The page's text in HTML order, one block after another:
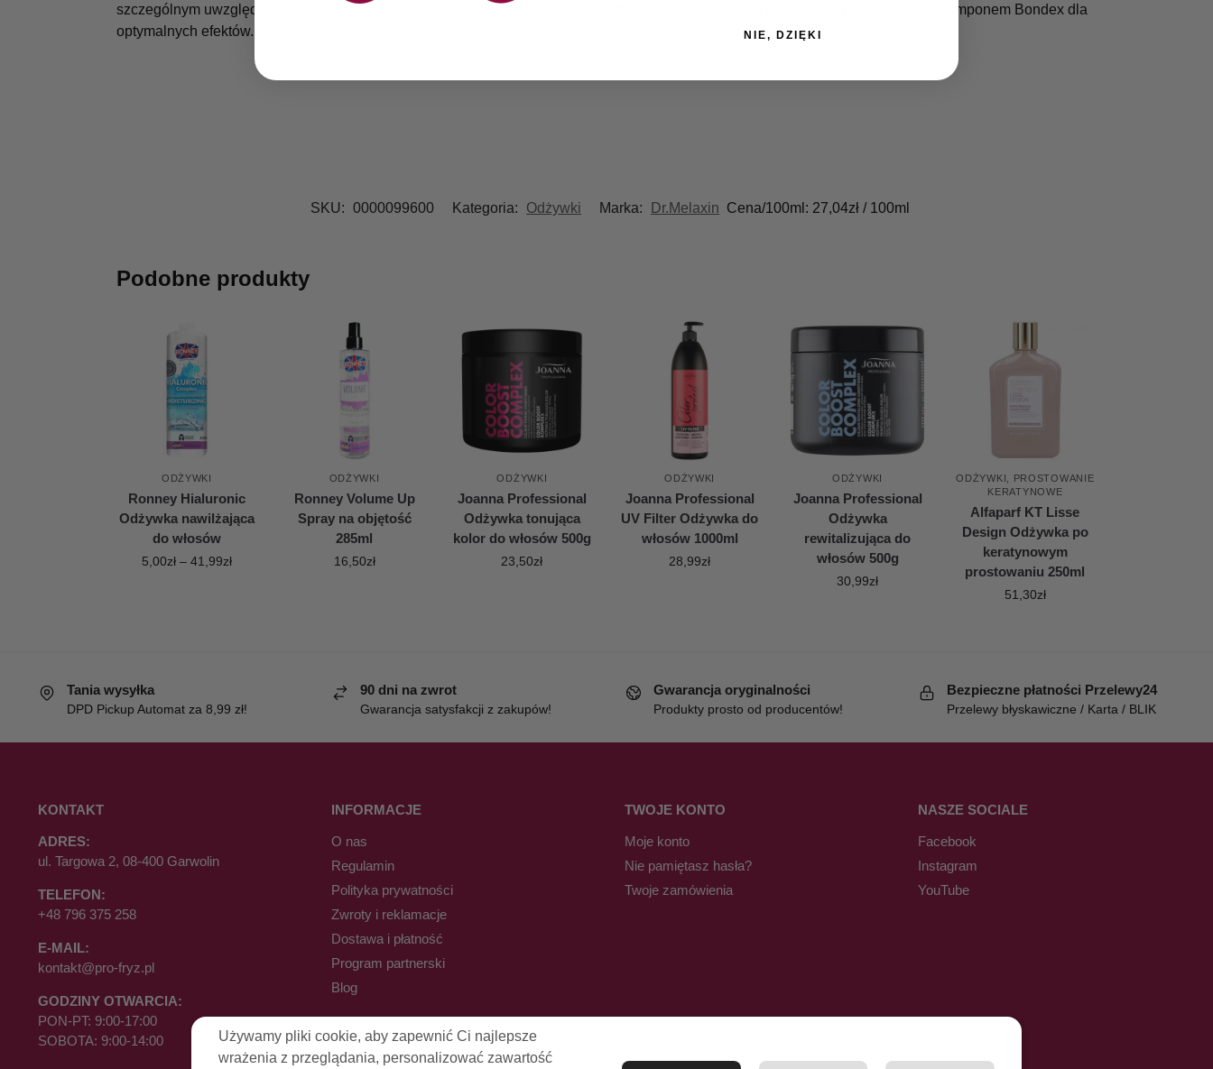
szczególnym uwzględnieniem końcówek. Pozostaw na 1–3 minuty, następnie dokładnie spłucz letnią wodą. Stosuj regularnie z szamponem Bondex dla
optymalnych efektów.
SKU: 0000099600 Kategoria: Odżywki Marka: Dr.Melaxin Cena/100ml: 27,04zł / 100ml
Podobne produkty
ODŻYWKI
Ronney Hialuronic
Odżywka nawilżająca
do włosów
5,00zł – 41,99zł
ODŻYWKI
Ronney Volume Up
Spray na objętość
285ml
16,50zł
ODŻYWKI
Joanna Professional
Odżywka tonująca
kolor do włosów 500g
23,50zł
ODŻYWKI
Joanna Professional
UV Filter Odżywka do
włosów 1000ml
28,99zł
ODŻYWKI
Joanna Professional
Odżywka
rewitalizująca do
włosów 500g
30,99zł
ODŻYWKI
PROSTOWANIE
KERATYNOWE
Alfaparf KT Lisse
Design Odżywka po
keratynowym
prostowaniu 250ml
51,30zł
Tania wysyłka
DPD Pickup Automat za 8,99 zł!
90 dni na zwrot
Gwarancja satysfakcji z zakupów!
Gwarancja oryginalności
Produkty prosto od producentów!
Bezpieczne płatności Przelewy24
Przelewy błyskawiczne / Karta / BLIK
KONTAKT
ADRES:
ul. Targowa 2, 08-400 Garwolin
TELEFON:
+48 796 375 258
E-MAIL:
kontakt@pro-fryz.pl
GODZINY OTWARCIA:
PON-PT: 9:00-17:00
SOBOTA: 9:00-14:00
INFORMACJE
O nas
Regulamin
Polityka prywatności
Zwroty i reklamacje
Dostawa i płatność
Program partnerski
Blog
TWOJE KONTO
Moje konto
Nie pamiętasz hasła?
Twoje zamówienia
NASZE SOCIALE
Facebook
Instagram
YouTube
Używamy pliki cookie, aby zapewnić Ci najlepsze
wrażenia z przeglądania, personalizować zawartość
NIE, DZIĘKI